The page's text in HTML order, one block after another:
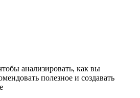
анализировать, как вы
полезное и создавать